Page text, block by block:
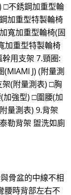
□不銹鋼加重型輪
加重型特製輪椅
寬加重型輪椅(固
加重型特製輪椅
用支架 7.頸圈:
J) (附量測
(附量測表) □胸
加強型) □圍腰(加
量測表) 9.背架
勒背架 盥洗如廁
骨盆的中線不相
腰時背部左右不